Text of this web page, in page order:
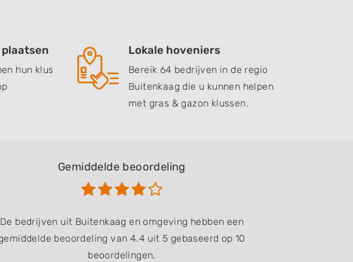
plaatsen
hun klus
Lokale hoveniers
Bereik 64 bedrijven in de regio
Buitenkaag die u kunnen helpen
met gras & gazon klussen.
Gemiddelde beoordeling
De bedrijven uit Buitenkaag en omgeving hebben een
beoordeling van 4.4 uit 5 gebaseerd op 10
beoordelingen.